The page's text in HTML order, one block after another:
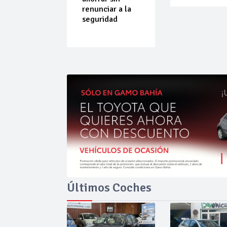
renunciar a la
seguridad
Últimos Coches